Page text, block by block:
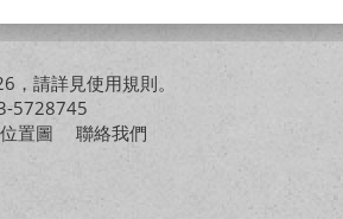
，請詳見使用規則。
5728745
位置圖
聯絡我們